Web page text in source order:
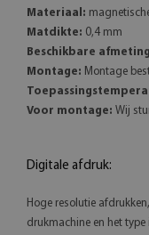
Materiaal:
Matdikte: 0,4 mm
Beschikbare
Montage: Montage
Voor montage: Wij
Digitale afdruk:
Hoge resolutie
drukmachine en het